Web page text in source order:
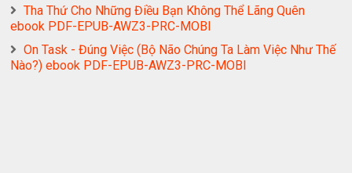
Tha Thứ Cho Những Điều Bạn Không Thể Lãng Quên
ebook PDF-EPUB-AWZ3-PRC-MOBI
On Task - Đúng Việc (Bộ Não Chúng Ta Làm Việc Như Thế
Nào?) ebook PDF-EPUB-AWZ3-PRC-MOBI